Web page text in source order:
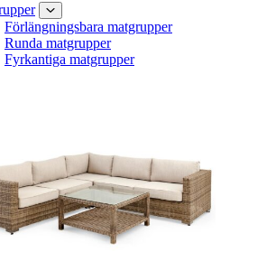
Förlängningsbara matgrupper
Runda matgrupper
Fyrkantiga matgrupper